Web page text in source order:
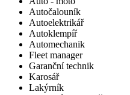
Autočalouník
Autoelektrikář
Autoklempíř
Automechanik
Fleet manager
Garanční technik
Karosář
Lakýrník